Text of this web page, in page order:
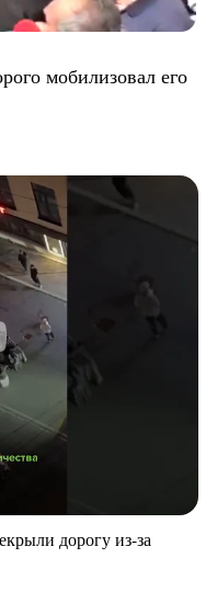
мобилизовал его
дорогу из-за